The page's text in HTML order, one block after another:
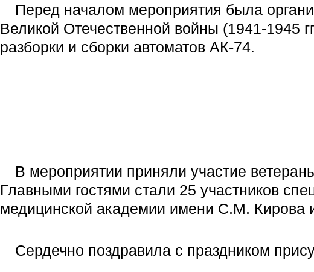
Перед началом мероприятия была
Великой Отечественной войны (1941-1945
разборки и сборки автоматов АК-74.
В мероприятии приняли участие
Главными гостями стали 25 участников
медицинской академии имени С.М. Кирова
Сердечно поздравила с праздником